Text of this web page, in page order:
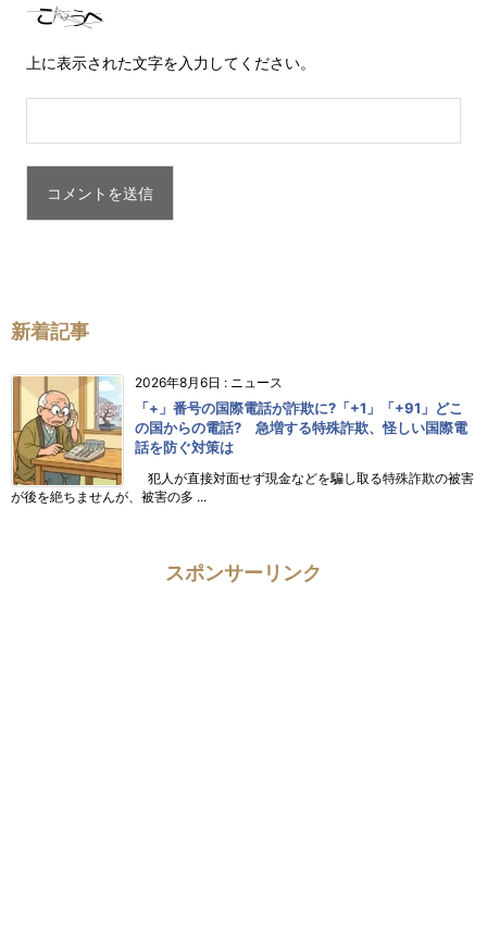
上に表示された文字を入力してください。
新着記事
2026年8月6日 : ニュース
「+」番号の国際電話が詐欺に?「+1」「+91」どこ
の国からの電話? 急増する特殊詐欺、怪しい国際電
話を防ぐ対策は
犯人が直接対面せず現金などを騙し取る特殊詐欺の被害
が後を絶ちませんが、被害の多 ...
スポンサーリンク